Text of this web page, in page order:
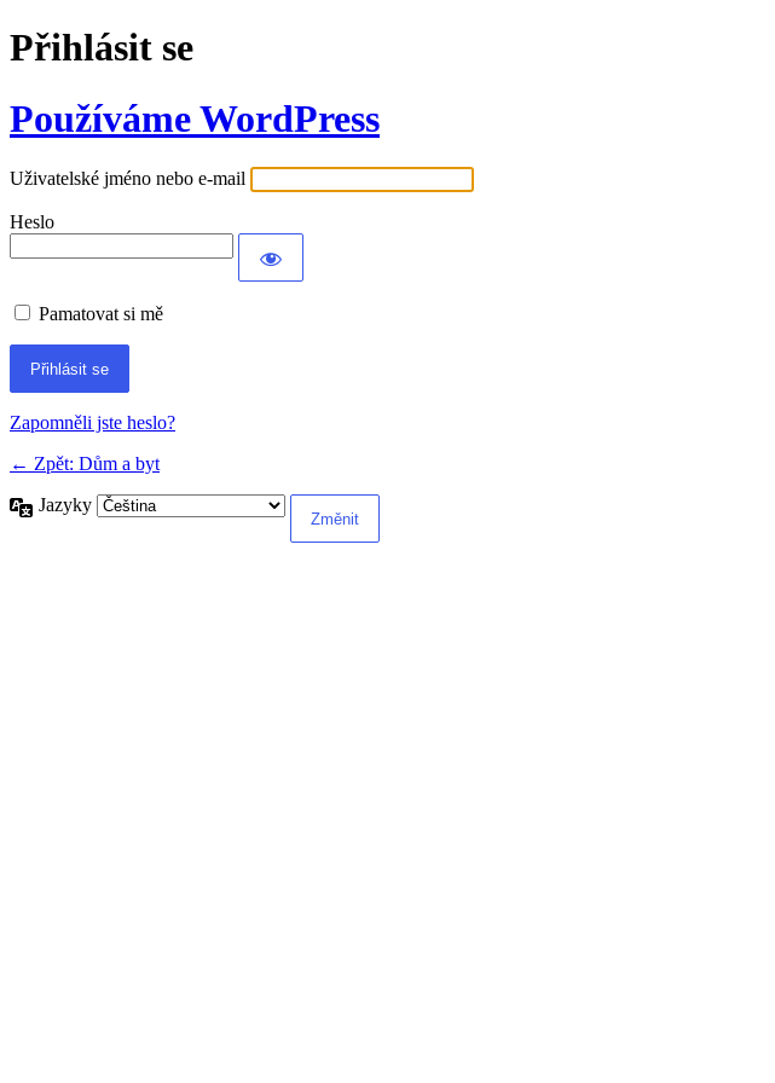
Přihlásit se
Používáme WordPress
Uživatelské jméno nebo e-mail
Heslo
Pamatovat si mě
Alternative:
Zapomněli jste heslo?
← Zpět: Dům a byt
Jazyky